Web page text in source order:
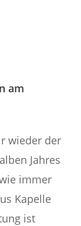
am
wieder der
Jahres
immer
Kapelle
ist